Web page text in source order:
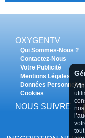
OXYGENTV
Qui Sommes-Nous ?
Contactez-Nous
Votre Publicité
Mentions Légales
Données Personnelles
Cookies
NOUS SUIVRE